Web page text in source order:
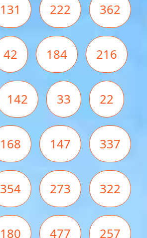
131 222 362
42 184 216
142 33 22
168 147 337
354 273 322
180 477 257